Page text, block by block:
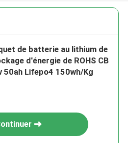
de batterie au lithium de
d'énergie de ROHS CB
50ah Lifepo4 150wh/Kg